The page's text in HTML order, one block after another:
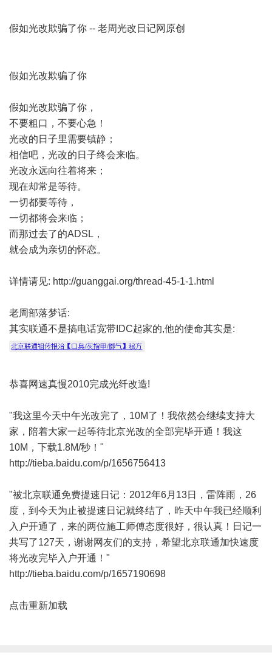
假如光改欺骗了你 -- 老周光改日记网原创
假如光改欺骗了你
假如光改欺骗了你，
不要粗口，不要心急！
光改的日子里需要镇静；
相信吧，光改的日子终会来临。
光改永远向往着将来；
现在却常是等待。
一切都要等待，
一切都将会来临；
而那过去了的ADSL，
就会成为亲切的怀恋。
详情请见: http://guanggai.org/thread-45-1-1.html
老周部落梦话:
其实联通不是搞电话宽带IDC起家的,他的使命其实是:
恭喜网速真慢2010完成光纤改造!
"我这里今天中午光改完了，10M了！我依然会继续支持大
家，陪着大家一起等待北京光改的全部完毕开通！我这
10M，下载1.8M/秒！"
http://tieba.baidu.com/p/1656756413
"被北京联通免费提速日记：2012年6月13日，雷阵雨，26
度，到今天为止被提速日记就终结了，昨天中午我已经顺利
入户开通了，来的两位施工师傅态度很好，很认真！日记一
共写了127天，谢谢网友们的支持，希望北京联通加快速度
将光改完毕入户开通！"
http://tieba.baidu.com/p/1657190698
点击重新加载